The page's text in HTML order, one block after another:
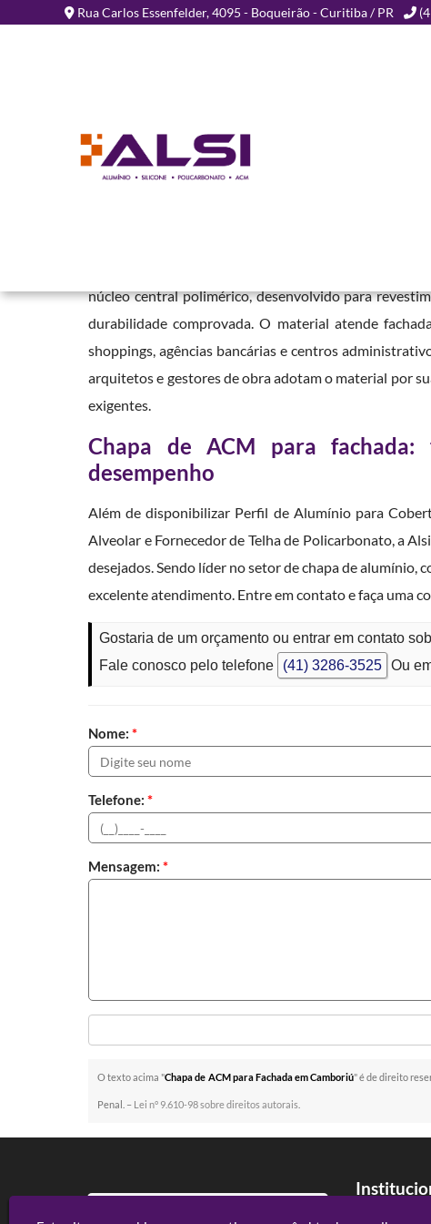
Rua Carlos Essenfelder, 4095 - Boqueirão - Curitiba / PR
Chapa de ACM para
Camboriú
é um
núcleo central polimérico, desenvolvido para
durabilidade comprovada. O material atende
shoppings, agências bancárias e centros
arquitetos e gestores de obra adotam o material por
exigentes.
Chapa de ACM para fachada:
desempenho
Além de disponibilizar Perfil de Alumínio para
Alveolar e Fornecedor de Telha de Policarbonato, a
desejados. Sendo líder no setor de chapa de
excelente atendimento. Entre em contato e faça uma
Gostaria de um orçamento ou entrar em contato
Fale conosco pelo telefone
(41) 3286-3525 Ou
Nome:*
Telefone:*
Mensagem:*
O texto acima "Chapa de ACM para Fachada em Camboriú" é de direito
Penal. – Lei n° 9.610-98 sobre direitos autorais